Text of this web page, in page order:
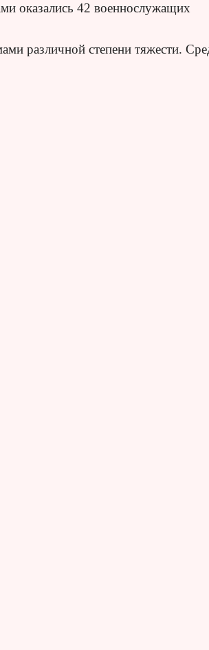
оказались 42 военнослужащих
различной степени тяжести.